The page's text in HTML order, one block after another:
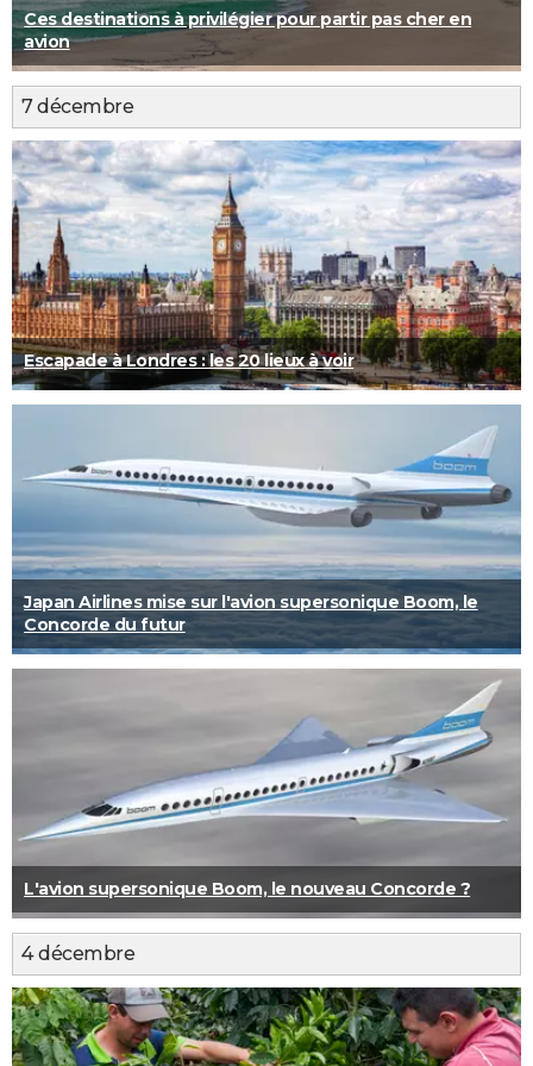
Ces destinations à privilégier pour partir pas cher en
avion
7 décembre
Escapade à Londres : les 20 lieux à voir
Japan Airlines mise sur l'avion supersonique Boom, le
Concorde du futur
L'avion supersonique Boom, le nouveau Concorde ?
4 décembre